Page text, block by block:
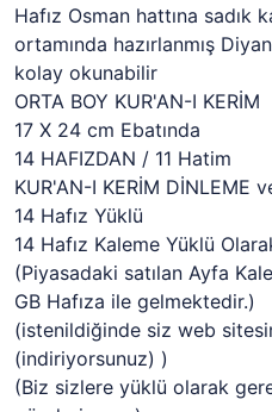
Hafız Osman hattına sadık
ortamında hazırlanmış
kolay okunabilir
ORTA BOY KUR'AN-I KERİM
17 X 24 cm Ebatında
14 HAFIZDAN / 11 Hatim
KUR'AN-I KERİM DİNLEME
14 Hafız Yüklü
14 Hafız Kaleme Yüklü
(Piyasadaki satılan Ayfa
GB Hafıza ile gelmektedir.)
(istenildiğinde siz web
(indiriyorsunuz) )
(Biz sizlere yüklü olarak